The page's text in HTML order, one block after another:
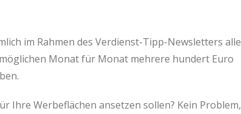
im Rahmen des Verdienst-Tipp-Newsletters alle
Monat für Monat mehrere hundert Euro
Ihre Werbeflächen ansetzen sollen? Kein Problem,